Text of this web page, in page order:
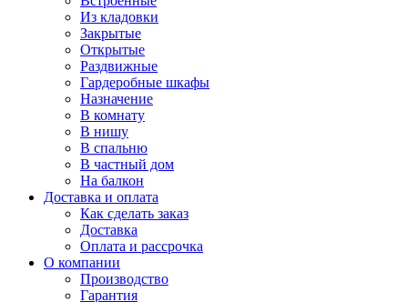
Из кладовки
Закрытые
Открытые
Раздвижные
Гардеробные шкафы
Назначение
В комнату
В нишу
В спальню
В частный дом
На балкон
Доставка и оплата
Как сделать заказ
Доставка
Оплата и рассрочка
О компании
Производство
Гарантия